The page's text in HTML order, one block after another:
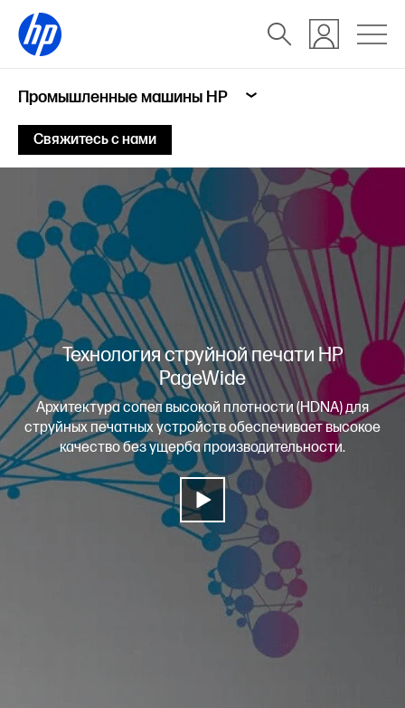
Промышленные машины HP
Свяжитесь с нами
Технология струйной печати HP
PageWide
Архитектура сопел высокой плотности (HDNA) для
струйных печатных устройств обеспечивает высокое
качество без ущерба производительности.